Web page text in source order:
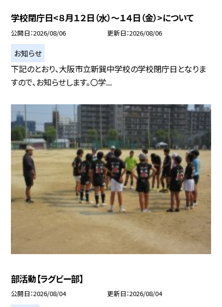
学校閉庁日<８月１２日（水）～１４日（金）>について
公開日 2026/08/06 更新日 2026/08/06
お知らせ
下記のとおり、大阪市立新巽中学校の学校閉庁日となりま
すので、お知らせします。〇学...
部活動【ラグビー部】
公開日 2026/08/04 更新日 2026/08/04